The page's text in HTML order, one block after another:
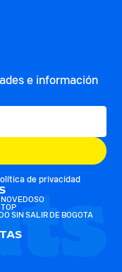
e información
de privacidad
SIN SALIR DE BOGOTA